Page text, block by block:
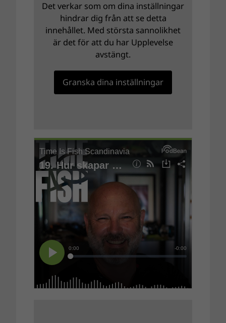
Det verkar som om dina inställningar
hindrar dig från att se detta
innehållet. Med största sannolikhet
är det för att du har Upplevelse
avstängt.
Granska dina inställningar